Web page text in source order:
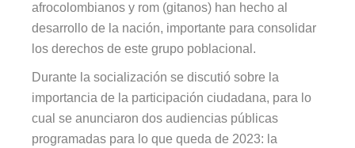
afrocolombianos y rom (gitanos) han hecho al
desarrollo de la nación, importante para consolidar
los derechos de este grupo poblacional.
Durante la socialización se discutió sobre la
importancia de la participación ciudadana, para lo
cual se anunciaron dos audiencias públicas
programadas para lo que queda de 2023: la